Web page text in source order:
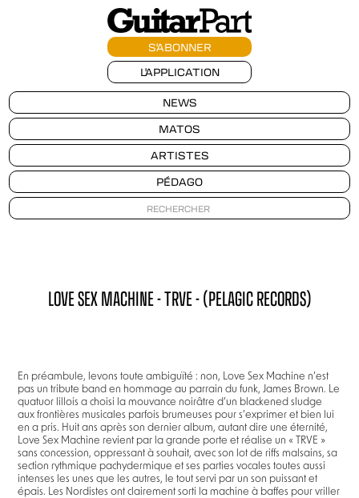
S'ABONNER
L'APPLICATION
NEWS
MATOS
ARTISTES
PÉDAGO
LOVE SEX MACHINE - TRVE - (PELAGIC RECORDS)
En préambule, levons toute ambiguïté : non, Love Sex Machine n’est
pas un tribute band en hommage au parrain du funk, James Brown. Le
quatuor lillois a choisi la mouvance noirâtre d’un blackened sludge
aux frontières musicales parfois brumeuses pour s’exprimer et bien lui
en a pris. Huit ans après son dernier album, autant dire une éternité,
Love Sex Machine revient par la grande porte et réalise un « TRVE »
sans concession, oppressant à souhait, avec son lot de riffs malsains, sa
section rythmique pachydermique et ses parties vocales toutes aussi
intenses les unes que les autres, le tout servi par un son puissant et
épais. Les Nordistes ont clairement sorti la machine à baffes pour vriller